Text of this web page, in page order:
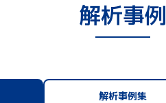
解析事例
解析事例集